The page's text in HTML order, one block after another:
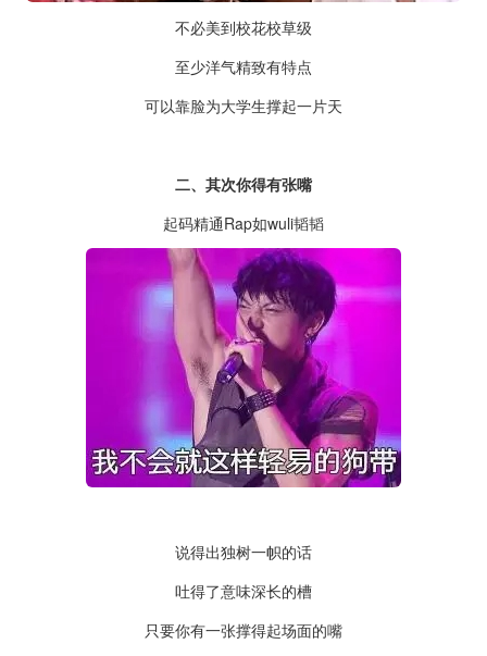
不必美到校花校草级
至少洋气精致有特点
可以靠脸为大学生撑起一片天
二、其次你得有张嘴
起码精通Rap如wuli韬韬
说得出独树一帜的话
吐得了意味深长的槽
只要你有一张撑得起场面的嘴